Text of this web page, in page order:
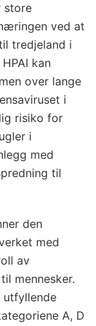
store
ved at
tredjeland i
kan
over lange
i
risiko for
i
med
til
den
med
av
mennesker.
utfyllende
A, D